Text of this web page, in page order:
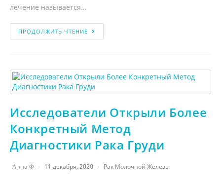
лечение называется…
ПРОДОЛЖИТЬ ЧТЕНИЕ
Исследователи Открыли Более
Конкретный Метод
Диагностики Рака Груди
Анна Ф 11 декабря, 2020 Рак Молочной Железы